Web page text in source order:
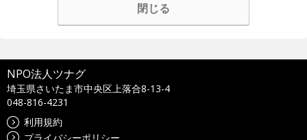
閉じる
NPO法人ツナグ
埼玉県さいたま市中央区上落合8-13-4
048-816-4231
利用規約
プライバシーポリシー